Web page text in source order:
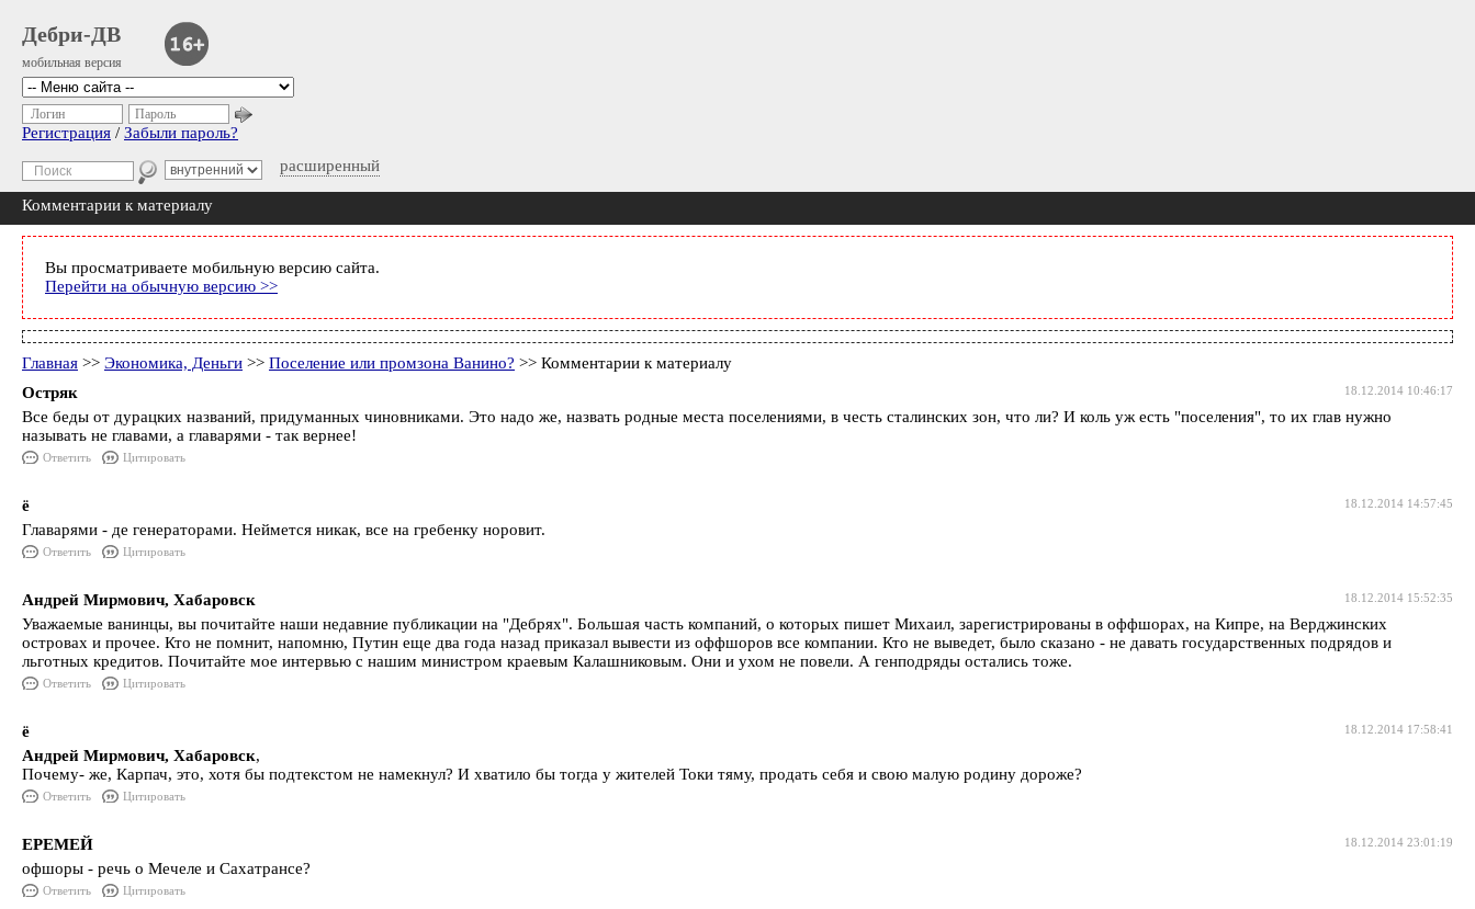
Дебри-ДВ
мобильная версия
расширенный
Логин Пароль
Регистрация / Забыли пароль?
Комментарии к материалу
Вы просматриваете мобильную версию сайта.
Перейти на обычную версию >>
Главная >> Экономика, Деньги >> Поселение или промзона Ванино? >> Комментарии к материалу
18.12.2014 10:46:17
Остряк
Все беды от дурацких названий, придуманных чиновниками. Это надо же, назвать родные места поселениями, в честь сталинских зон, что ли? И коль уж есть "поселения", то их глав нужно
называть не главами, а главарями - так вернее!
Ответить Цитировать
18.12.2014 14:57:45
ё
Главарями - де генераторами. Неймется никак, все на гребенку норовит.
Ответить Цитировать
18.12.2014 15:52:35
Андрей Мирмович, Хабаровск
Уважаемые ванинцы, вы почитайте наши недавние публикации на "Дебрях". Большая часть компаний, о которых пишет Михаил, зарегистрированы в оффшорах, на Кипре, на Верджинских
островах и прочее. Кто не помнит, напомню, Путин еще два года назад приказал вывести из оффшоров все компании. Кто не выведет, было сказано - не давать государственных подрядов и
льготных кредитов. Почитайте мое интервью с нашим министром краевым Калашниковым. Они и ухом не повели. А генподряды остались тоже.
Ответить Цитировать
18.12.2014 17:58:41
ё
Андрей Мирмович, Хабаровск,
Почему- же, Карпач, это, хотя бы подтекстом не намекнул? И хватило бы тогда у жителей Токи тяму, продать себя и свою малую родину дороже?
Ответить Цитировать
18.12.2014 23:01:19
ЕРЕМЕЙ
офшоры - речь о Мечеле и Сахатрансе?
Ответить Цитировать